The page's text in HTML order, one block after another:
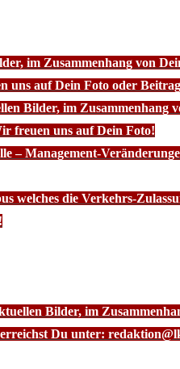
im Zusammenhang von
uns auf Dein Foto oder
Bilder, im
freuen uns auf Dein Foto!
– Management-
welches die Verkehrs-
Bilder, im
Du unter: